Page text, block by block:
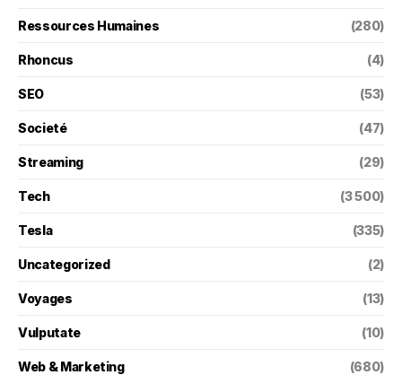
Ressources Humaines (280)
Rhoncus (4)
SEO (53)
Societé (47)
Streaming (29)
Tech (3 500)
Tesla (335)
Uncategorized (2)
Voyages (13)
Vulputate (10)
Web & Marketing (680)